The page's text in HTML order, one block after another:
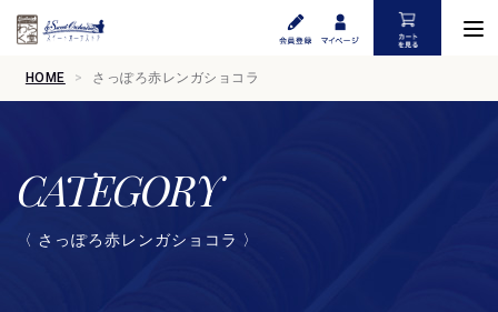
HOME さっぽろ赤レンガショコラ
CATEGORY
〈 さっぽろ赤レンガショコラ 〉